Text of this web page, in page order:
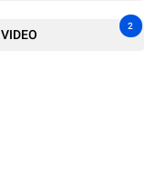
VIDEO
2